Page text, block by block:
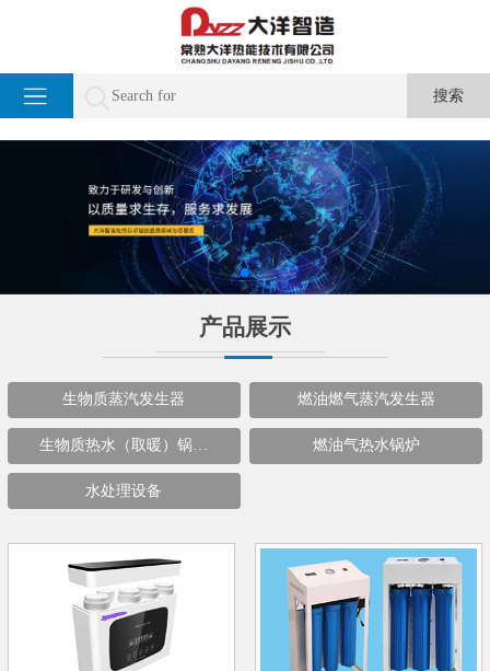
产品展示
生物质蒸汽发生器 燃油燃气蒸汽发生器
生物质热水（取暖）锅… 燃油气热水锅炉
水处理设备